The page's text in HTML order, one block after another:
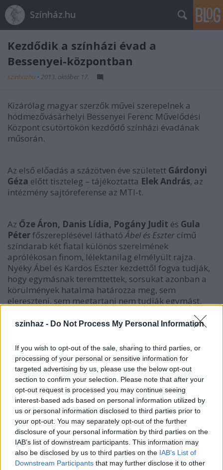
szinhaz - Do Not Process My Personal Information
If you wish to opt-out of the sale, sharing to third parties, or
processing of your personal or sensitive information for
targeted advertising by us, please use the below opt-out
section to confirm your selection. Please note that after your
opt-out request is processed you may continue seeing
interest-based ads based on personal information utilized by
us or personal information disclosed to third parties prior to
your opt-out. You may separately opt-out of the further
disclosure of your personal information by third parties on the
IAB’s list of downstream participants. This information may
also be disclosed by us to third parties on the IAB’s List of
Downstream Participants that may further disclose it to other
Színház.hu
Kezdődik a színházi évad a
Bessenyei-központban
szinhazhu • 2013. október 17.
Kizárólag magyar szerzők művei szerepelnek a
hódmezővásárhelyi Bessenyei Ferenc Művelődési
Központ csütörtökön kezdődő színházi évadának
műsorán.
Az első előadás a százötven éve született Gárdonyi
Géza előtt tiszteleg – tájékoztatta Elek András, az
intézmény sajtóreferense az MTI-t.
Az Őze Áron, Danis Lídia, Pogány Judit és Gula
Péterfőszereplésével láthatóÁbel és Eszter című
színdarab két fiatal különös szerelmének
aprólékosan finom, lélektanilag elmélyült rajza.
Nyéky Ábel és Kardos Eszter kezdettől fogva tudják,
hogy egymásnak teremttettek, sorsukat azonban a
körülmények hatalma határozza meg, sem
elereszteni, sem megtartani nem tudják egymást.